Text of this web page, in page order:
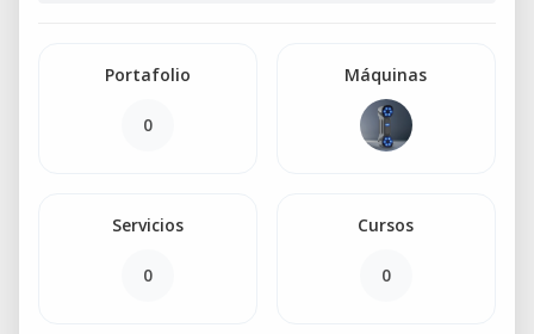
Portafolio
0
Máquinas
Servicios
0
Cursos
0